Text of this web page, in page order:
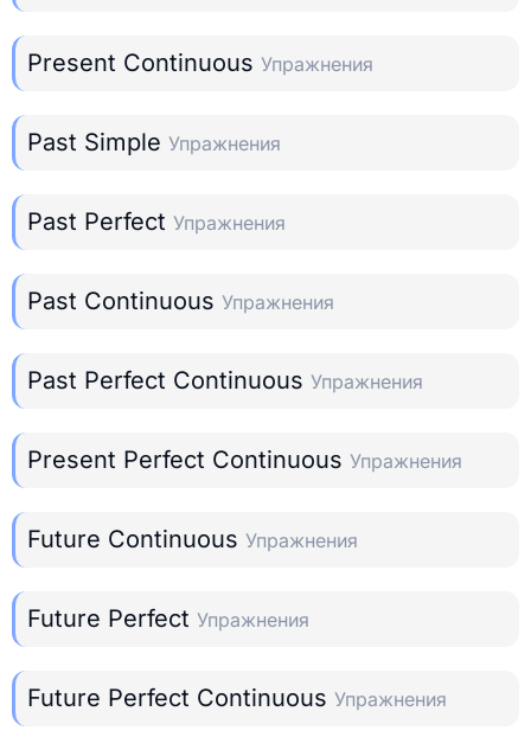
Present Continuous Упражнения
Past Simple Упражнения
Past Perfect Упражнения
Past Continuous Упражнения
Past Perfect Continuous Упражнения
Present Perfect Continuous Упражнения
Future Continuous Упражнения
Future Perfect Упражнения
Future Perfect Continuous Упражнения